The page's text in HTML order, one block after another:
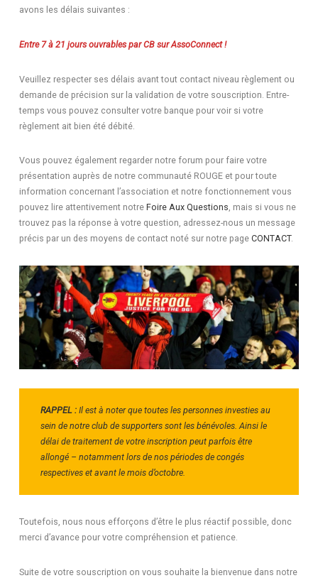
avons les délais suivantes :
Entre 7 à 21 jours ouvrables par CB sur AssoConnect !
Veuillez respecter ses délais avant tout contact niveau règlement ou
demande de précision sur la validation de votre souscription. Entre-
temps vous pouvez consulter votre banque pour voir si votre
règlement ait bien été débité.
Vous pouvez également regarder notre forum pour faire votre
présentation auprès de notre communauté ROUGE et pour toute
information concernant l’association et notre fonctionnement vous
pouvez lire attentivement notre Foire Aux Questions, mais si vous ne
trouvez pas la réponse à votre question, adressez-nous un message
précis par un des moyens de contact noté sur notre page CONTACT.
RAPPEL :Il est à noter que toutes les personnes investies au
sein de notre club de supporters sont les bénévoles. Ainsi le
délai de traitement de votre inscription peut parfois être
allongé – notamment lors de nos périodes de congés
respectives et avant le mois d’octobre.
Toutefois, nous nous efforçons d’être le plus réactif possible, donc
merci d’avance pour votre compréhension et patience.
Suite de votre souscription on vous souhaite la bienvenue dans notre